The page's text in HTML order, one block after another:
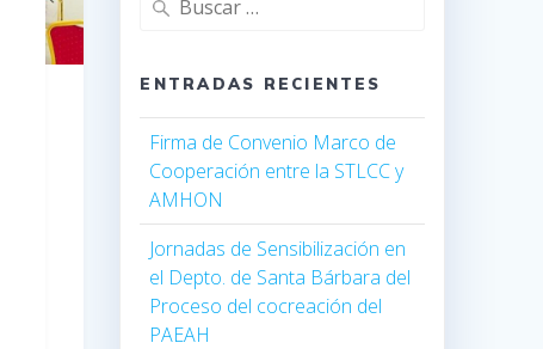
ENTRADAS RECIENTES
Firma de Convenio Marco de
Cooperación entre la STLCC y
AMHON
Jornadas de Sensibilización en
el Depto. de Santa Bárbara del
Proceso del cocreación del
PAEAH